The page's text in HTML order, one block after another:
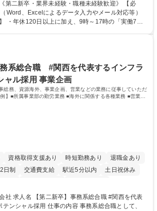
わっていただきます。 【会員管理・データ
員）の住所変更、個人情報のシステム登録・更新
入金データの照合確認 【問い合わせ対応】 ・会員
中心で残業少なめ
第二新卒・業界未経験・職種未経験歓迎》 【必
Word、Excelによるデータ入力やメール対応等）
格 学歴：大学院 大学 語学
務系総合職 #関西を代表するインフラ
ル採用 事業企画
総務、資源海外、事業企画、営業などの業務に従事していただ
】■所属事業部の勤労業務 ■海外に関係する各種業務 ■営業部
営業
資格取得支援あり 時短勤務あり
退職金あり
日制 交通費支給 駅近5分以内
土日祝休み
歓迎
関西を代表
の内容 事務系総合職として、